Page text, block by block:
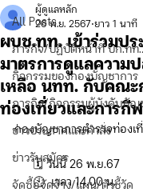
All Posts
ภารกิจ/ปฏิบัติหน้าที่ บก.ทท
กิจกรรมของกองบัญชาการ
ภารกิจ/กิจกรรมผู้บังคับบัญ
ข่าวประกาศและคำสั่ง
ข่าวรับสมัคร
จัดซื้อจัดจ้าง/แผน/ตัวชี้วัด
ผบช.ทท. เข้าร่วมปร
มาตรการดูแลความ
เหลือ นทท. กับคณะ
ท่องเที่ยวและการกี
ผู้ดูแลหลัก
26 พ.ย. 2567 ยาว 1 นาที
กองบัญชาการตำรวจท่องเ
      🗓️ วันนี้ 26 พ.ย.67
      🕙  เวลา 14.00 น.